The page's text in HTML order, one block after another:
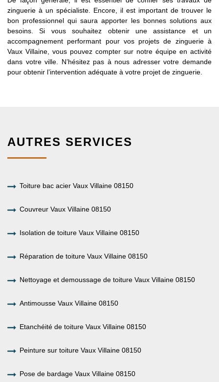
zinguerie à un spécialiste. Encore, il est important de trouver le
bon professionnel qui saura apporter les bonnes solutions aux
besoins. Si vous souhaitez obtenir une assistance et un
accompagnement performant pour vos projets de zinguerie à
Vaux Villaine, vous pouvez compter sur notre équipe en activité
dans votre ville. N’hésitez pas à nous adresser votre demande
pour obtenir l’intervention adéquate à votre projet de zinguerie.
AUTRES SERVICES
Toiture bac acier Vaux Villaine 08150
Couvreur Vaux Villaine 08150
Isolation de toiture Vaux Villaine 08150
Réparation de toiture Vaux Villaine 08150
Nettoyage et demoussage de toiture Vaux Villaine 08150
Antimousse Vaux Villaine 08150
Etanchéité de toiture Vaux Villaine 08150
Peinture sur toiture Vaux Villaine 08150
Pose de bardage Vaux Villaine 08150